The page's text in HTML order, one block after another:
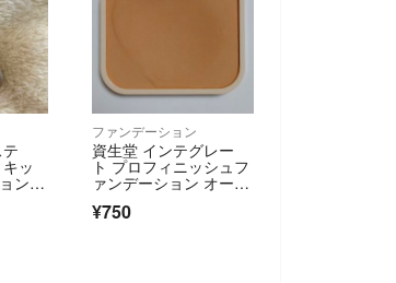
ッ
ン W
ファンデーション
資生堂 インテグレー
ト プロフィニッシュフ
ァンデーション オーク
¥750